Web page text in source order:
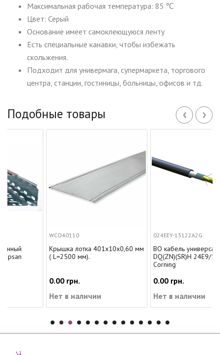
Максимальная рабочая температура: 85 ℃
Цвет: Серый
Основание имеет самоклеющуюся ленту
Есть специальные канавки, чтобы избежать
скольжения.
Подходит для универмага, супермаркета, торгового
центра, станции, гостиницы, больницы, офисов и тд.
Подобные товары ‹ ›
WCO40110
Крышка лотка 401х10х0,60 мм
( L=2500 мм).
0.00 грн.
Нет в наличии
024EEY-13122A2G
ВО кабель универсальный, U-
DQ(ZN)(SR)H 24E9/125 OS2,
0.00 грн.
Нет в наличии